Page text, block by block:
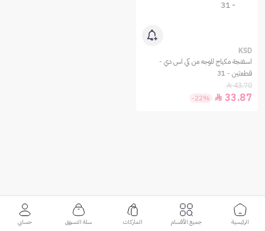
KSD
اسفنجة مكياج للوجه من كي اس دي -
قطعتين - 31
43.70

33.87

-22%
الرئيسية جميع الأقسام الماركات سلة التسوق حسابي